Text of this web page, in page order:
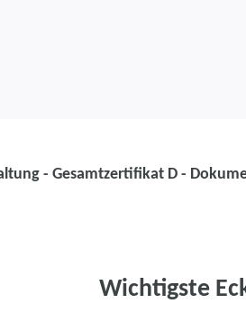
- Gesamtzertifikat D -
Wichtigste